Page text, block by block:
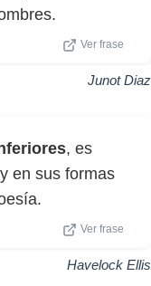
Ver frase
Junot Diaz
, es
en sus formas
Ver frase
Havelock Ellis